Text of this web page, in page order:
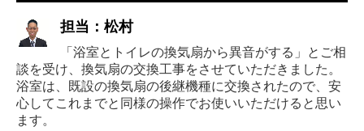
担当：松村
「浴室とトイレの換気扇から異音がする」とご相
談を受け、換気扇の交換工事をさせていただきました。
浴室は、既設の換気扇の後継機種に交換されたので、安
心してこれまでと同様の操作でお使いいただけると思い
ます。